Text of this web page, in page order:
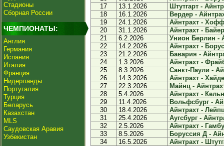
Стадионы
Сборная России
ЧЕМПИОНАТЫ:
Англия
Германия
Испания
Италия
Франция
Нидерланды
Португалия
Турция
Беларусь
Казахстан
MLS
Саудовская Аравия
Узбекистан
17
13.1.2026
Штутгарт -
18
16.1.2026
Вердер -
19
24.1.2026
Айнтрахт -
20
31.1.2026
Айнтрахт -
21
6.2.2026
Унион Берлин -
22
14.2.2026
Айнтрахт -
23
21.2.2026
Бавария -
24
1.3.2026
Айнтрахт -
25
8.3.2026
Санкт-Паули -
26
14.3.2026
Айнтрахт -
27
22.3.2026
Майнц -
28
5.4.2026
Айнтрахт -
29
11.4.2026
Вольфсбург -
30
18.4.2026
Айнтрахт -
31
25.4.2026
Аугсбург -
32
2.5.2026
Айнтрахт -
33
8.5.2026
Боруссия Д -
34
16.5.2026 Айнтрахт -